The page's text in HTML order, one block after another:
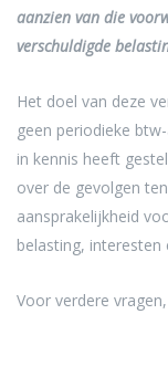
aanzien van die
verschuldigde
Het doel van deze
geen periodieke
in kennis heeft
over de gevolgen
aansprakelijkheid
belasting, interesten
Voor verdere